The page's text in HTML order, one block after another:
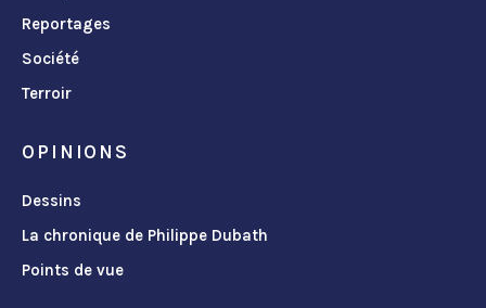
Reportages
Société
Terroir
OPINIONS
Dessins
La chronique de Philippe Dubath
Points de vue